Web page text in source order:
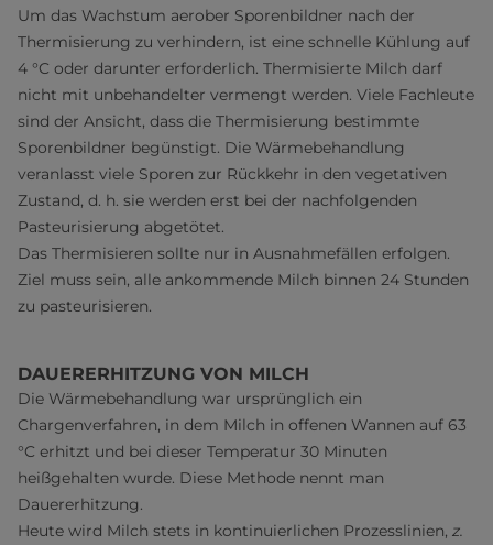
Um das Wachstum aerober Sporenbildner nach der
Thermisierung zu verhindern, ist eine schnelle Kühlung auf
4 °C oder darunter erforderlich. Thermisierte Milch darf
nicht mit unbehandelter vermengt werden. Viele Fachleute
sind der Ansicht, dass die Thermisierung bestimmte
Sporenbildner begünstigt. Die Wärmebehandlung
veranlasst viele Sporen zur Rückkehr in den vegetativen
Zustand, d. h. sie werden erst bei der nachfolgenden
Pasteurisierung abgetötet.
Das Thermisieren sollte nur in Ausnahmefällen erfolgen.
Ziel muss sein, alle ankommende Milch binnen 24 Stunden
zu pasteurisieren.
DAUERERHITZUNG VON MILCH
Die Wärmebehandlung war ursprünglich ein
Chargenverfahren, in dem Milch in offenen Wannen auf 63
°C erhitzt und bei dieser Temperatur 30 Minuten
heißgehalten wurde. Diese Methode nennt man
Dauererhitzung.
Heute wird Milch stets in kontinuierlichen Prozesslinien, z.